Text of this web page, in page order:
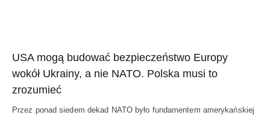
USA mogą budować bezpieczeństwo Europy
wokół Ukrainy, a nie NATO. Polska musi to
zrozumieć
Przez ponad siedem dekad NATO było fundamentem amerykańskiej